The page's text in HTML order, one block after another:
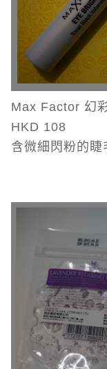
Max Factor 幻
HKD 108
含微細閃粉的